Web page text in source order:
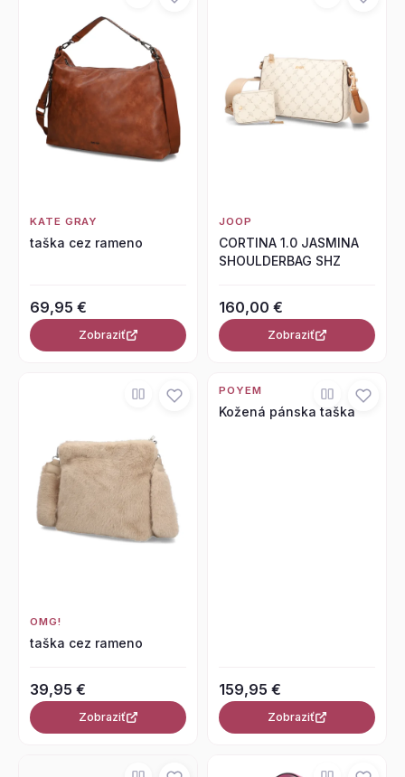
KATE GRAY
taška cez rameno
69,95 €
Zobraziť
JOOP
CORTINA 1.0 JASMINA
SHOULDERBAG SHZ
160,00 €
Zobraziť
OMG!
taška cez rameno
39,95 €
Zobraziť
POYEM
Kožená pánska taška
159,95 €
Zobraziť